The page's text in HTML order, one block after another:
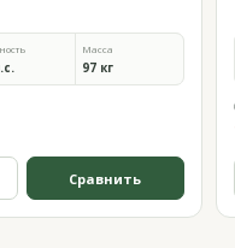
Масса
97 кг
Сравнить